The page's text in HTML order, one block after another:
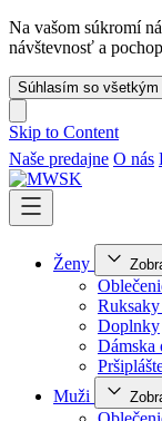
Na vašom súkromí
návštevnosť a
Súhlasím so všetkým
Skip to Content
Naše predajne O nás
Ženy
Doplnky
Dámska
Muži